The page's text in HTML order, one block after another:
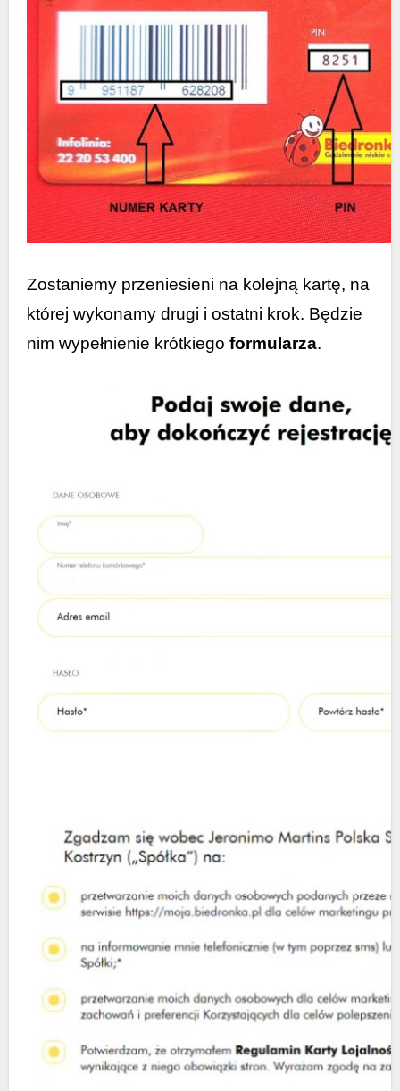
Zostaniemy przeniesieni na kolejną kartę, na
której wykonamy drugi i ostatni krok. Będzie
nim wypełnienie krótkiego formularza.